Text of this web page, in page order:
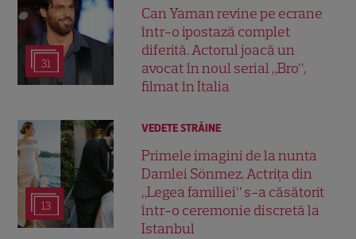
31
Can Yaman revine pe ecrane
într-o ipostază complet
diferită. Actorul joacă un
avocat în noul serial „Bro”,
filmat în Italia
13
VEDETE STRĂINE
Primele imagini de la nunta
Damlei Sönmez. Actrița din
„Legea familiei” s-a căsătorit
într-o ceremonie discretă la
Istanbul